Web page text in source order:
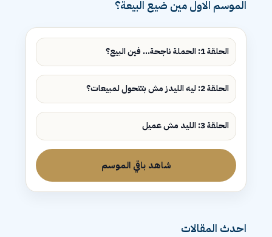
الموسم الاول مين ضيع البيعة؟
الحلقة 1: الحملة ناجحة... فين البيع؟
الحلقة 2: ليه الليدز مش بتتحول لمبيعات؟
الحلقة 3: الليد مش عميل
شاهد باقي الموسم
احدث المقالات